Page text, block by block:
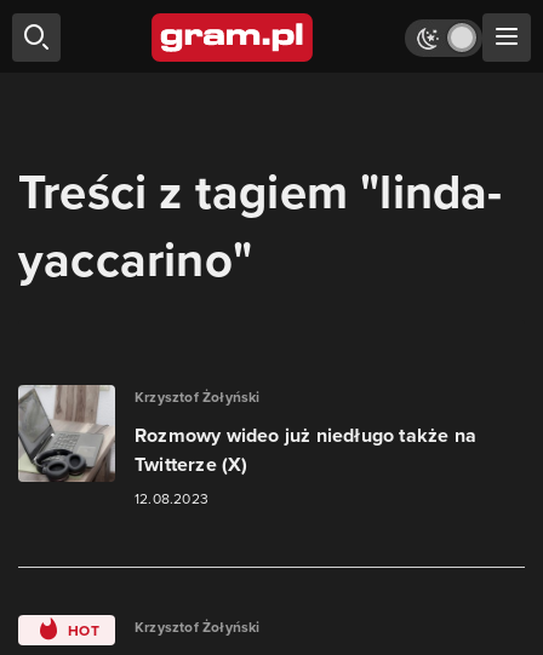
Treści z tagiem "linda-
yaccarino"
Krzysztof Żołyński
Rozmowy wideo już niedługo także na
Twitterze (X)
12.08.2023
HOT Krzysztof Żołyński